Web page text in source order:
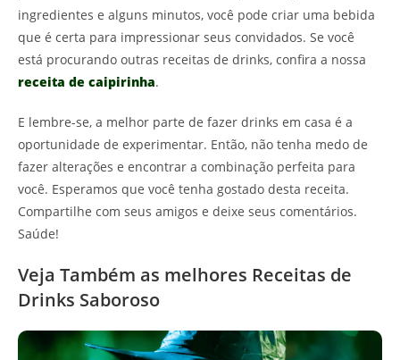
ingredientes e alguns minutos, você pode criar uma bebida
que é certa para impressionar seus convidados. Se você
está procurando outras receitas de drinks, confira a nossa
receita de caipirinha.
E lembre-se, a melhor parte de fazer drinks em casa é a
oportunidade de experimentar. Então, não tenha medo de
fazer alterações e encontrar a combinação perfeita para
você. Esperamos que você tenha gostado desta receita.
Compartilhe com seus amigos e deixe seus comentários.
Saúde!
Veja Também as melhores Receitas de
Drinks Saboroso